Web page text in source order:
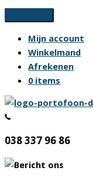
Ga
naar
inhoud
Mijn account
Winkelmand
Afrekenen
0 items
038 337 96 86